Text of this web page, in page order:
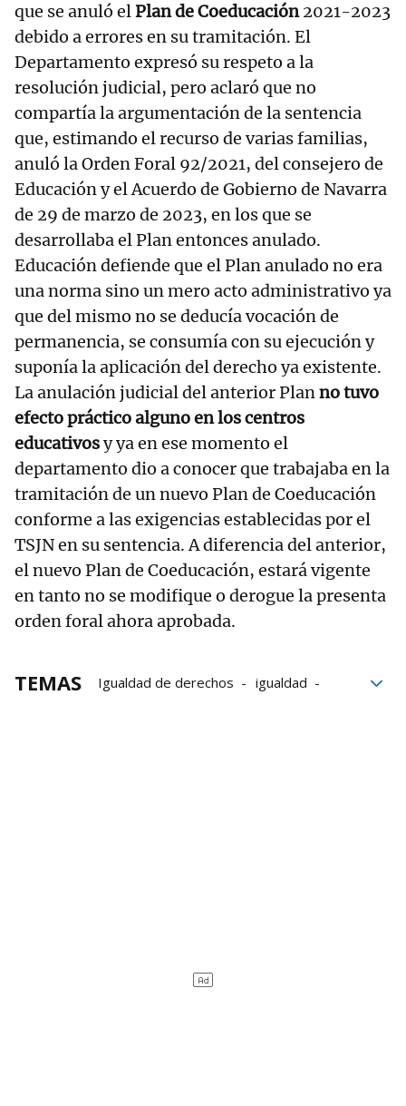
que se anuló elPlan de Coeducación2021-2023
debido a errores en su tramitación. El
Departamento expresó su respeto a la
resolución judicial, pero aclaró que no
compartía la argumentación de la sentencia
que, estimando el recurso de varias familias,
anuló la Orden Foral 92/2021, del consejero de
Educación y el Acuerdo de Gobierno de Navarra
de 29 de marzo de 2023, en los que se
desarrollaba el Plan entonces anulado.
Educación defiende que el Plan anulado no era
una norma sino un mero acto administrativo ya
que del mismo no se deducía vocación de
permanencia, se consumía con su ejecución y
suponía la aplicación del derecho ya existente.
La anulación judicial del anterior Planno tuvo
efecto práctico alguno en los centros
educativosy ya en ese momento el
departamento dio a conocer que trabajaba en la
tramitación de un nuevo Plan de Coeducación
conforme a las exigencias establecidas por el
TSJN en su sentencia. A diferencia del anterior,
el nuevo Plan de Coeducación, estará vigente
en tanto no se modifique o derogue la presenta
orden foral ahora aprobada.
TEMAS Igualdad de derechos
igualdad